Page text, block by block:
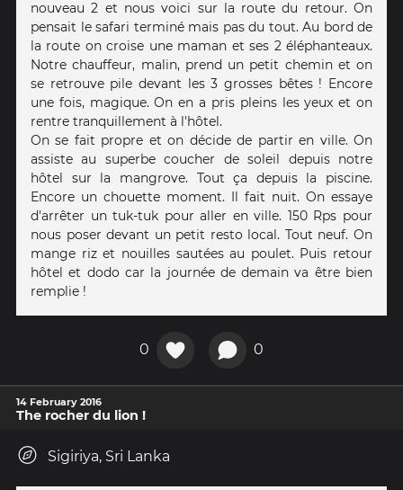
nouveau 2 et nous voici sur la route du retour. On
pensait le safari terminé mais pas du tout. Au bord de
la route on croise une maman et ses 2 éléphanteaux.
Notre chauffeur, malin, prend un petit chemin et on
se retrouve pile devant les 3 grosses bêtes ! Encore
une fois, magique. On en a pris pleins les yeux et on
rentre tranquillement à l'hôtel.
On se fait propre et on décide de partir en ville. On
assiste au superbe coucher de soleil depuis notre
hôtel sur la mangrove. Tout ça depuis la piscine.
Encore un chouette moment. Il fait nuit. On essaye
d'arrêter un tuk-tuk pour aller en ville. 150 Rps pour
nous poser devant un petit resto local. Tout neuf. On
mange riz et nouilles sautées au poulet. Puis retour
hôtel et dodo car la journée de demain va être bien
remplie !
0 0
14 February 2016
The rocher du lion !
Sigiriya, Sri Lanka